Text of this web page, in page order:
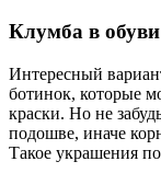
Клумба в обуви
Интересный
ботинок, которые
краски. Но не
подошве, иначе
Такое украшения